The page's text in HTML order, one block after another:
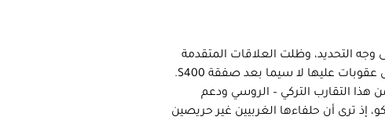
وجه التحديد، وظلت العلاقات المتقدمة
لأنقرة مع موسكو مثار اعتراض من واشنطن وصل لمرحلة فرض عقوبات عليها لا سيما بعد صفقة S400.
هذا التقارب التركي – الروسي ودعم
إذ ترى أن حلفاءها الغربيين غير حريصين